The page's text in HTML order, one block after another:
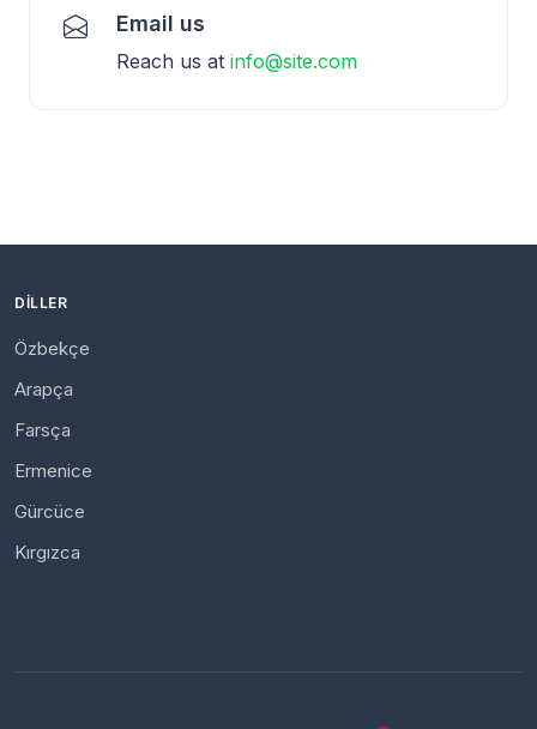
Email us
Reach us at info@site.com
DILLER
Özbekçe
Arapça
Farsça
Ermenice
Gürcüce
Kırgızca